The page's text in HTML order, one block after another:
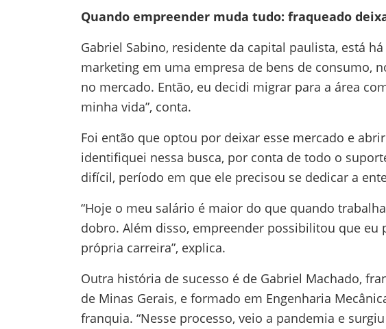
Quando empreender muda tudo: fraqueado
Gabriel Sabino, residente da capital paulista, está
marketing em uma empresa de bens de consumo,
no mercado. Então, eu decidi migrar para a área
minha vida”, conta.
Foi então que optou por deixar esse mercado e
identifiquei nessa busca, por conta de todo o
difícil, período em que ele precisou se dedicar a
“Hoje o meu salário é maior do que quando
dobro. Além disso, empreender possibilitou que
própria carreira”, explica.
Outra história de sucesso é de Gabriel Machado,
de Minas Gerais, e formado em Engenharia
franquia. “Nesse processo, veio a pandemia e